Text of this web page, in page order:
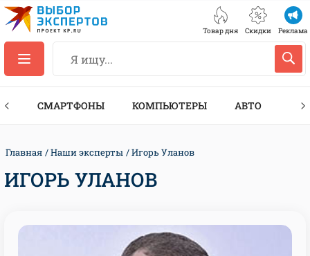
Товар дня Скидки Реклама
СМАРТФОНЫ КОМПЬЮТЕРЫ АВТО
Главная Наши эксперты Игорь Уланов
ИГОРЬ УЛАНОВ